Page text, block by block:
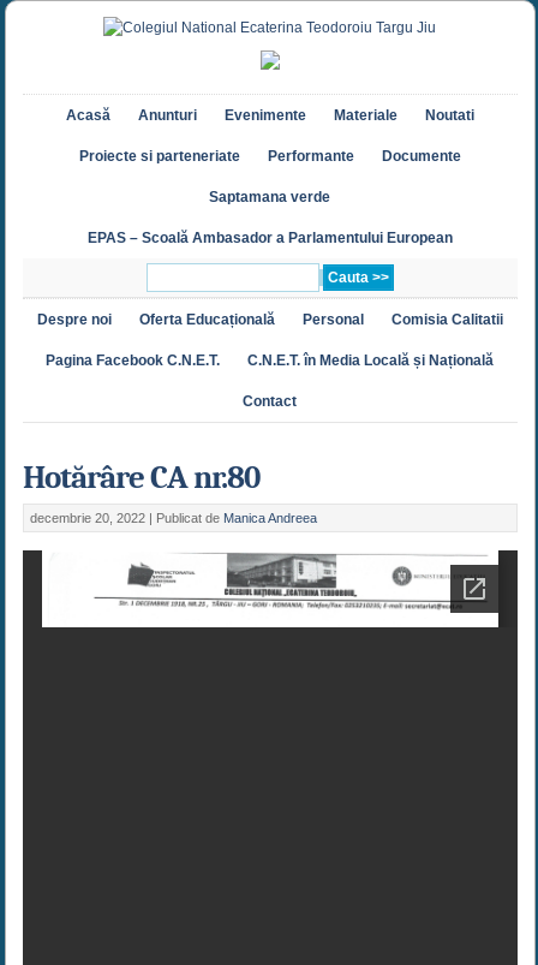
Acasă Anunturi Evenimente Materiale Noutati
Proiecte si parteneriate Performante Documente
Saptamana verde
EPAS – Scoală Ambasador a Parlamentului European
Despre noi Oferta Educațională Personal Comisia Calitatii
Pagina Facebook C.N.E.T. C.N.E.T. în Media Locală și Națională
Contact
Hotărâre CA nr.80
decembrie 20, 2022 | Publicat de Manica Andreea